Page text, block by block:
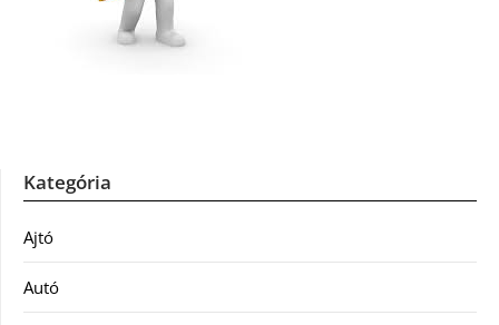
Kategória
Ajtó
Autó